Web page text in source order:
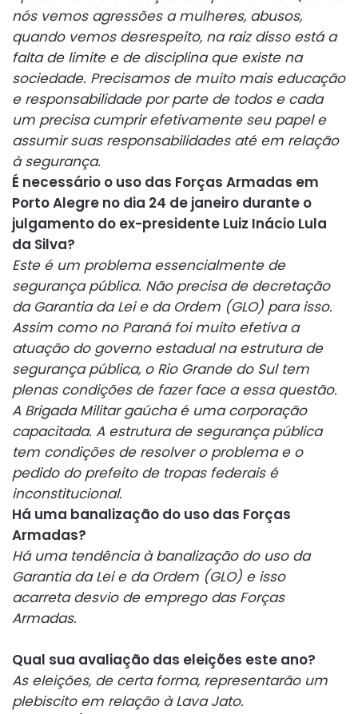
nós vemos agressões a mulheres, abusos,
quando vemos desrespeito, na raiz disso está a
falta de limite e de disciplina que existe na
sociedade. Precisamos de muito mais educação
e responsabilidade por parte de todos e cada
um precisa cumprir efetivamente seu papel e
assumir suas responsabilidades até em relação
à segurança.
É necessário o uso das Forças Armadas em
Porto Alegre no dia 24 de janeiro durante o
julgamento do ex-presidente Luiz Inácio Lula
da Silva?
Este é um problema essencialmente de
segurança pública. Não precisa de decretação
da Garantia da Lei e da Ordem (GLO) para isso.
Assim como no Paraná foi muito efetiva a
atuação do governo estadual na estrutura de
segurança pública, o Rio Grande do Sul tem
plenas condições de fazer face a essa questão.
A Brigada Militar gaúcha é uma corporação
capacitada. A estrutura de segurança pública
tem condições de resolver o problema e o
pedido do prefeito de tropas federais é
inconstitucional.
Há uma banalização do uso das Forças
Armadas?
Há uma tendência à banalização do uso da
Garantia da Lei e da Ordem (GLO) e isso
acarreta desvio de emprego das Forças
Armadas.
Qual sua avaliação das eleições este ano?
As eleições, de certa forma, representarão um
plebiscito em relação à Lava Jato.